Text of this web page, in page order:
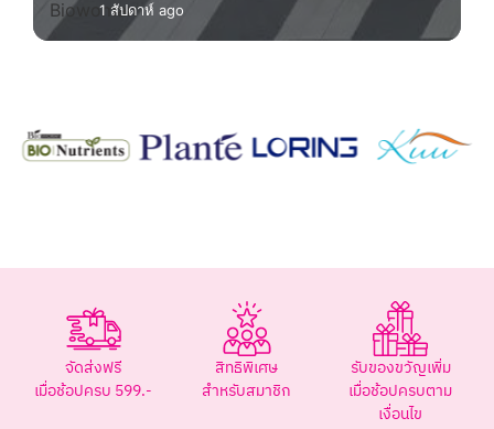
1 สัปดาห์ ago
จัดส่งฟรี
เมื่อช้อปครบ 599.-
สิทธิพิเศษ
สำหรับสมาชิก
รับของขวัญเพิ่ม
เมื่อช้อปครบตาม
เงื่อนไข